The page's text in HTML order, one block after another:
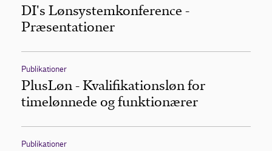
DI's Lønsystemkonference -
Præsentationer
Publikationer
PlusLøn - Kvalifikationsløn for
timelønnede og funktionærer
Publikationer